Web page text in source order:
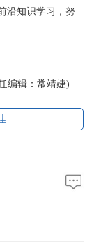
沿知识学习，努
编辑：常靖婕)